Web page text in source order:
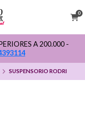
0
A 200.000 -
SUSPENSORIO RODRI